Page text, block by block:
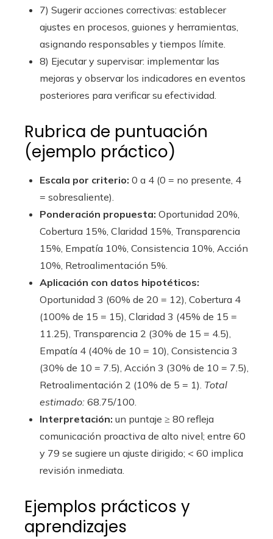
7) Sugerir acciones correctivas: establecer
ajustes en procesos, guiones y herramientas,
asignando responsables y tiempos límite.
8) Ejecutar y supervisar: implementar las
mejoras y observar los indicadores en eventos
posteriores para verificar su efectividad.
Rubrica de puntuación
(ejemplo práctico)
Escala por criterio: 0 a 4 (0 = no presente, 4
= sobresaliente).
Ponderación propuesta: Oportunidad 20%,
Cobertura 15%, Claridad 15%, Transparencia
15%, Empatía 10%, Consistencia 10%, Acción
10%, Retroalimentación 5%.
Aplicación con datos hipotéticos:
Oportunidad 3 (60% de 20 = 12), Cobertura 4
(100% de 15 = 15), Claridad 3 (45% de 15 =
11.25), Transparencia 2 (30% de 15 = 4.5),
Empatía 4 (40% de 10 = 10), Consistencia 3
(30% de 10 = 7.5), Acción 3 (30% de 10 = 7.5),
Retroalimentación 2 (10% de 5 = 1). Total
estimado: 68.75/100.
Interpretación: un puntaje ≥ 80 refleja
comunicación proactiva de alto nivel; entre 60
y 79 se sugiere un ajuste dirigido; < 60 implica
revisión inmediata.
Ejemplos prácticos y
aprendizajes